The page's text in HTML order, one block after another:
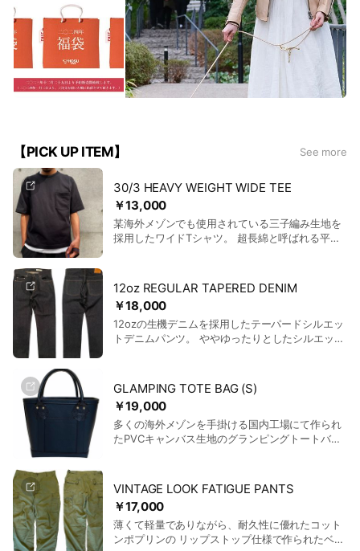
【PICK UP ITEM】 See more
￥13,000
30/3 HEAVY WEIGHT WIDE TEE
某海外メゾンでも使用されている三子編み生地を
採用したワイドTシャツ。 超長綿と呼ばれる平均
と繊維の光沢感が特徴で、 地球上の綿花のうち
5%しか生産できない希少価値の高いものになりま
す。 その表情は表面に凹凸が見えない生地で、
上品でありながら、形崩れのしないタフさも兼ね
揃えています。 従来のTシャツでは味わえないフ
けた裾で、どんなボトムでも相性の良い1枚に仕上
がりました。 大人の為の上質なシンプルTシャツ
です。
￥18,000
12oz REGULAR TAPERED DENIM
12ozの生機デニムを採用したテーパードシルエッ
トデニムパンツ。 ややゆったりとしたシルエット
斜行止め加工を行っておらず、 初めの洗濯で縮み
や、綾織りの特性上、生地のよじれなどが起こり
ます。 その変化を楽しみながら自分の身体にフィ
ットさせていく「育てていく」デニムです。
￥19,000
GLAMPING TOTE BAG (S)
多くの海外メゾンを手掛ける国内工場にて作られ
たPVCキャンバス生地のグランピングトートバッ
量も抑えられ、 PVC加工で水に強いのも特徴で
す。 バッグ内部には小物が収納可能なポケット。
ハンドルは使うほどに馴染むレザー仕様。 余分な
仕様は全て削ぎ落とし、 素材感や雰囲気が一番伝
わるシンプルなデザインとなっています。 また、
￥17,000
VINTAGE LOOK FATIGUE PANTS
薄くて軽量でありながら、耐久性に優れたコット
ンポプリンの リップストップ仕様で作られたベト